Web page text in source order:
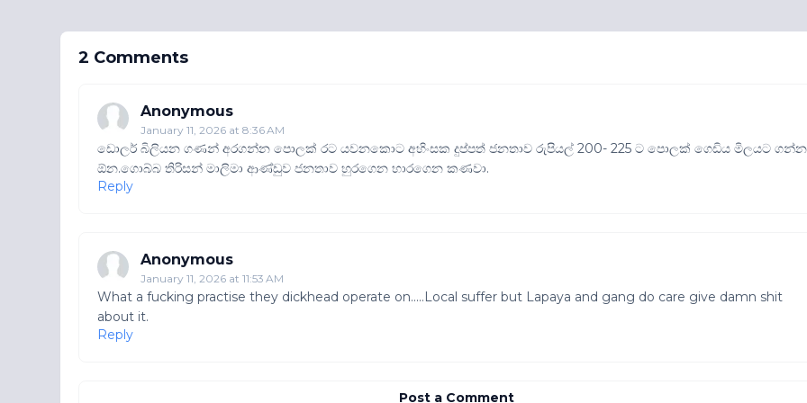
2 Comments
Anonymous
January 11, 2026 at 8:36 AM
ඩොලර් බිලියන ගණන් අරගන්න පොලක් රට යවනකොට අහිංසක දුප්පත් ජනතාව රුපියල් 200- 225 ට පොලක් ගෙඩිය මිලයට ගන්න
ඕන.ගොබ්බ තිරිසන් මාලිමා ආණ්ඩුව ජනතාව හුරගෙන හාරගෙන කණවා.
Reply
Anonymous
January 11, 2026 at 11:53 AM
What a fucking practise they dickhead operate on.....Local suffer but Lapaya and gang do care give damn shit
about it.
Reply
Post a Comment